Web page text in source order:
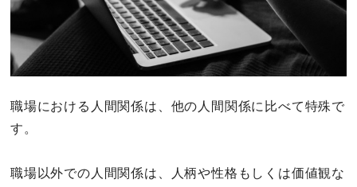
職場における人間関係は、他の人間関係に比べて特殊で
す。
職場以外での人間関係は、人柄や性格もしくは価値観な